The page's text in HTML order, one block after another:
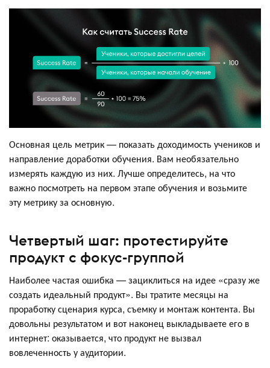
Основная цель метрик — показать доходимость учеников и
направление доработки обучения. Вам необязательно
измерять каждую из них. Лучше определитесь, на что
важно посмотреть на первом этапе обучения и возьмите
эту метрику за основную.
Четвертый шаг: протестируйте
продукт с фокус-группой
Наиболее частая ошибка — зациклиться на идее «сразу же
создать идеальный продукт». Вы тратите месяцы на
проработку сценария курса, съемку и монтаж контента. Вы
довольны результатом и вот наконец выкладываете его в
интернет: оказывается, что продукт не вызвал
вовлеченность у аудитории.